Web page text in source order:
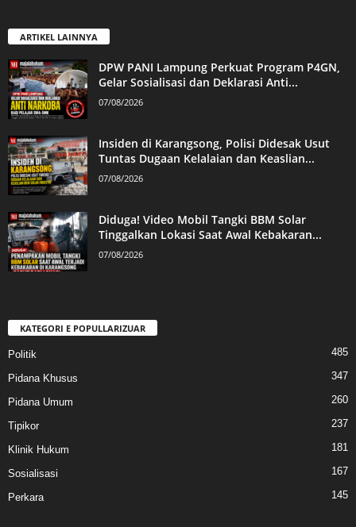
ARTIKEL LAINNYA
DPW PANI Lampung Perkuat Program P4GN,
Gelar Sosialisasi dan Deklarasi Anti...
07/08/2026
Insiden di Karangsong, Polisi Didesak Usut
Tuntas Dugaan Kelalaian dan Keaslian...
07/08/2026
Diduga! Video Mobil Tangki BBM Solar
Tinggalkan Lokasi Saat Awal Kebakaran...
07/08/2026
KATEGORI E POPULLARIZUAR
Politik 485
Pidana Khusus 347
Pidana Umum 260
Tipikor 237
Klinik Hukum 181
Sosialisasi 167
Perkara 145